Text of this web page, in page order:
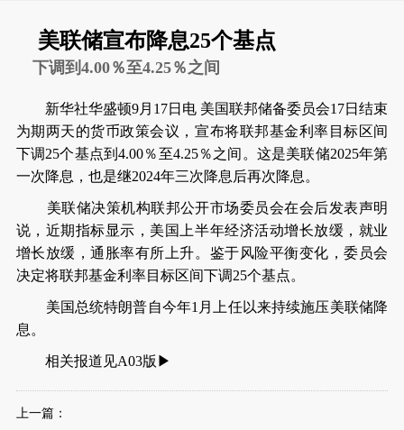
美联储宣布降息25个基点
下调到4.00％至4.25％之间
新华社华盛顿9月17日电 美国联邦储备委员会17日结束
为期两天的货币政策会议，宣布将联邦基金利率目标区间
下调25个基点到4.00％至4.25％之间。这是美联储2025年第
一次降息，也是继2024年三次降息后再次降息。
美联储决策机构联邦公开市场委员会在会后发表声明
说，近期指标显示，美国上半年经济活动增长放缓，就业
增长放缓，通胀率有所上升。鉴于风险平衡变化，委员会
决定将联邦基金利率目标区间下调25个基点。
美国总统特朗普自今年1月上任以来持续施压美联储降
息。
相关报道见A03版▶
上一篇：